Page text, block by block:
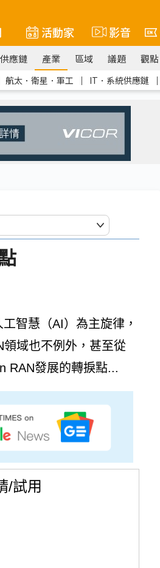
活動家 影音
應鏈 產業 區域 議題 觀點
航太．衛星．軍工 ｜ IT．系統供應鏈 ｜
智慧（AI）為主旋律，
域也不例外，甚至從
RAN發展的轉捩點...
/試用